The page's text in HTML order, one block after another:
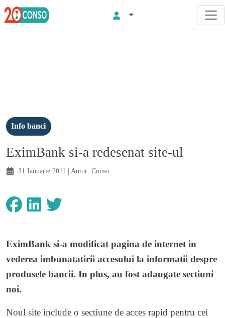
Info banci
EximBank si-a redesenat site-ul
31 Ianuarie 2011 | Autor: Conso
EximBank si-a modificat pagina de internet in
vederea imbunatatirii accesului la informatii despre
produsele bancii. In plus, au fost adaugate sectiuni
noi.
Noul site include o sectiune de acces rapid pentru cei